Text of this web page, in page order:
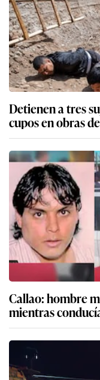
Detienen a tres
cupos en obras
Callao: hombre
mientras